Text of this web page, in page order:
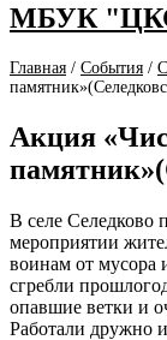
МБУК "ЦКС
Главная / События /
Акция
В селе
мероприятии
воинам от мусора
сгребли
опавшие ветки и
Работали дружно